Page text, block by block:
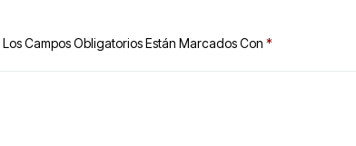
Los Campos Obligatorios Están Marcados Con *